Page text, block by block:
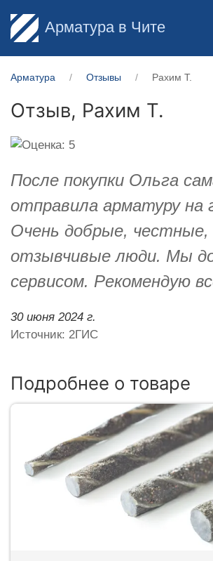
Арматура в Чите
Арматура Отзывы Рахим Т.
Отзыв, Рахим Т.
После покупки Ольга
отправила арматуру на
Очень добрые, честные,
отзывчивые люди. Мы
сервисом. Рекомендую
30 июня 2024 г.
Источник: 2ГИС
Подробнее о товаре